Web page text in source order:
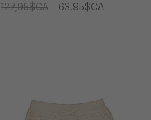
127,95$CA
63,95$CA